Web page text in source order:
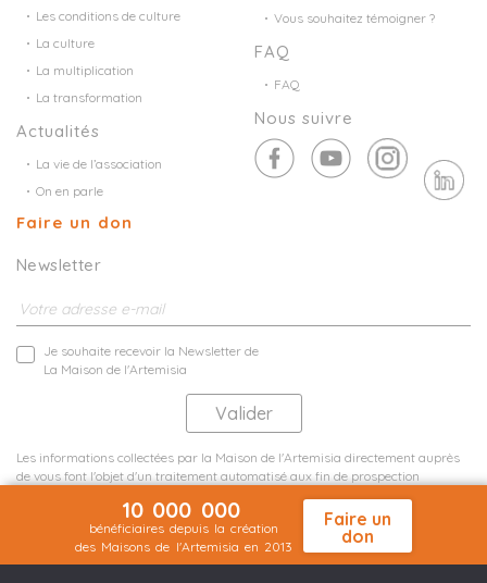
Les conditions de culture
La culture
La multiplication
La transformation
Actualités
La vie de l’association
On en parle
Faire un don
Vous souhaitez témoigner ?
FAQ
FAQ
Nous suivre
Newsletter
Je souhaite recevoir la Newsletter de
La Maison de l'Artemisia
Les informations collectées par la Maison de l'Artemisia directement auprès
de vous font l'objet d'un traitement automatisé aux fin de prospection
10 000 000
bénéficiaires depuis la création
des Maisons de l'Artemisia en 2013
Faire un
don